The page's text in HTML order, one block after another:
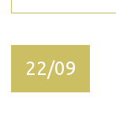
22/09